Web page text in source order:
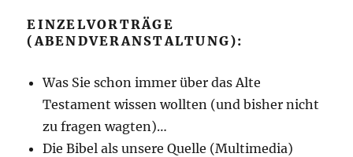
EINZELVORTRÄGE
(ABENDVERANSTALTUNG):
Was Sie schon immer über das Alte
Testament wissen wollten (und bisher nicht
zu fragen wagten)…
Die Bibel als unsere Quelle (Multimedia)